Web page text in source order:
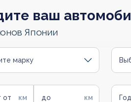
ваш
Японии
марку
от до